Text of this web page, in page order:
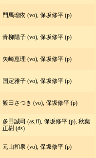
門馬瑠依 (vo), 保坂修平 (p)
青柳陽子 (vo), 保坂修平 (p)
矢崎恵理 (vo), 保坂修平 (p)
国定雅子 (vo), 保坂修平 (p)
飯田さつき (vo), 保坂修平 (p)
多田誠司 (as,fl), 保坂修平 (p), 秋葉
正樹 (ds)
元山和泉 (vo), 保坂修平 (p)